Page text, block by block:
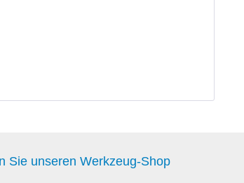
Sie unseren Werkzeug-Shop